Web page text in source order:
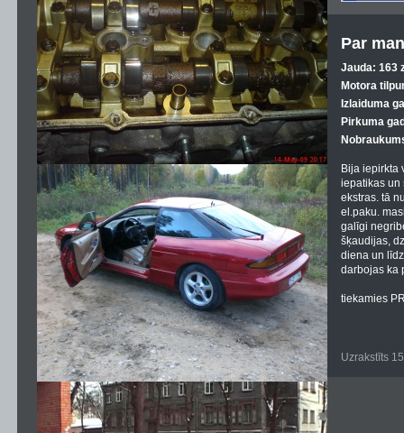
Par
Jauda: 163
Motora
Izlaiduma
Pirkuma
Bija iepirkta
iepatikas un
ekstras. tā
el.paku.
galīgi
šķaudijas,
diena un
darbojas ka
tiekamies
Uzrakstīts